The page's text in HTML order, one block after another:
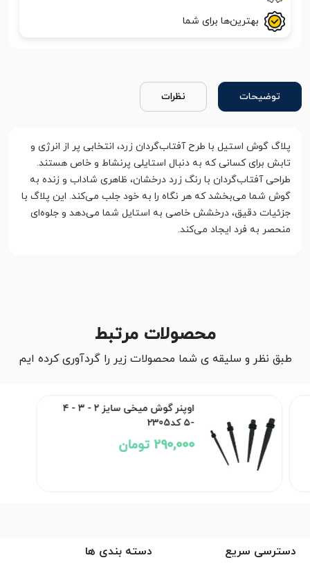
بهترین‌ها برای شما
توضیحات نظرات
پلاگ گوش استیل با طرح آفتاب‌گردان زرد، انتخابی پر از انرژی و
تابش برای کسانی که به دنبال استایلی پرنشاط و خاص هستند.
طراحی آفتاب‌گردان با رنگ زرد درخشان، ظاهری شاداب و زنده به
گوش شما می‌بخشد که هر نگاه را به خود جلب می‌کند. این پلاگ با
جزئیات دقیق، درخشش خاصی به استایل شما می‌دهد و جلوه‌ای
منحصر به فرد ایجاد می‌کند.
محصولات مرتبط
طبق نظر و سلیقه ی شما محصولات زیر را گردآوری کرده ایم
اوپنر گوش میخی سایز ۲ - ۳ - ۴
290,000 تومان
دسترسی سریع دسته بندی ها